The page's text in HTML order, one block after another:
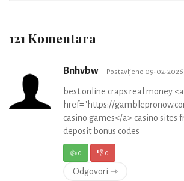
121 Komentara
Bnhvbw Postavljeno 09-02-2026
best online craps real money <a
href="https://
casino games</a> casino sites
deposit bonus codes
👍0 👎0
Odgovori ⇾